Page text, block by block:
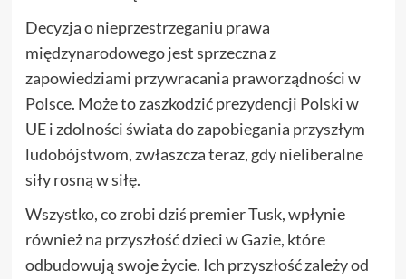
Decyzja o nieprzestrzeganiu prawa
międzynarodowego jest sprzeczna z
zapowiedziami przywracania praworządności w
Polsce. Może to zaszkodzić prezydencji Polski w
UE i zdolności świata do zapobiegania przyszłym
ludobójstwom, zwłaszcza teraz, gdy nieliberalne
siły rosną w siłę.
Wszystko, co zrobi dziś premier Tusk, wpłynie
również na przyszłość dzieci w Gazie, które
odbudowują swoje życie. Ich przyszłość zależy od